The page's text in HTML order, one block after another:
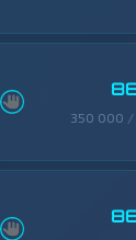
350 000